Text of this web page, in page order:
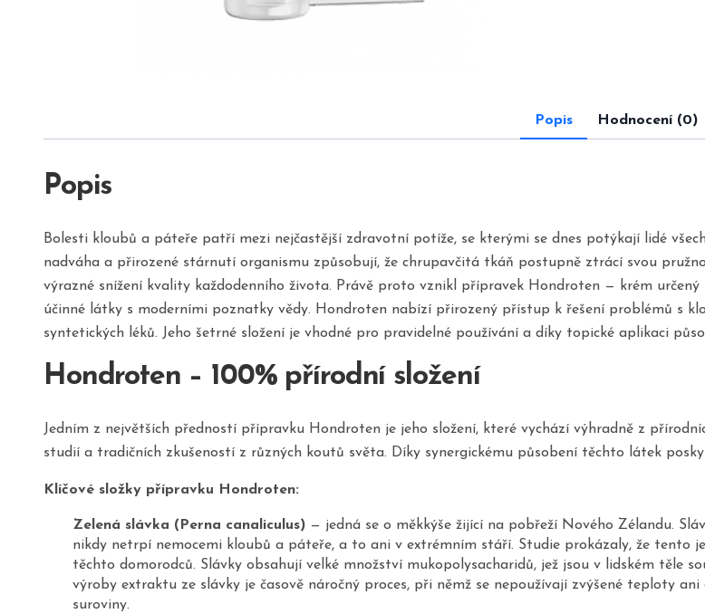
Popis Hodnocení (0)
Popis
Bolesti kloubů a páteře patří mezi nejčastější zdravotní potíže, se kterými se dnes potýkají lidé
nadváha a přirozené stárnutí organismu způsobují, že chrupavčitá tkáň postupně ztrácí svou
výrazné snížení kvality každodenního života. Právě proto vznikl přípravek Hondroten — krém
účinné látky s moderními poznatky vědy. Hondroten nabízí přirozený přístup k řešení problémů s
syntetických léků. Jeho šetrné složení je vhodné pro pravidelné používání a díky topické aplikaci
Hondroten – 100% přírodní složení
Jedním z největších předností přípravku Hondroten je jeho složení, které vychází výhradně z
studií a tradičních zkušeností z různých koutů světa. Díky synergickému působení těchto látek
Klíčové složky přípravku Hondroten:
Zelená slávka (Perna canaliculus) — jedná se o měkkýše žijící na pobřeží Nového Zélandu.
nikdy netrpí nemocemi kloubů a páteře, a to ani v extrémním stáří. Studie prokázaly, že tento
těchto domorodců. Slávky obsahují velké množství mukopolysacharidů, jež jsou v lidském těle
výroby extraktu ze slávky je časově náročný proces, při němž se nepoužívají zvýšené teploty
suroviny.